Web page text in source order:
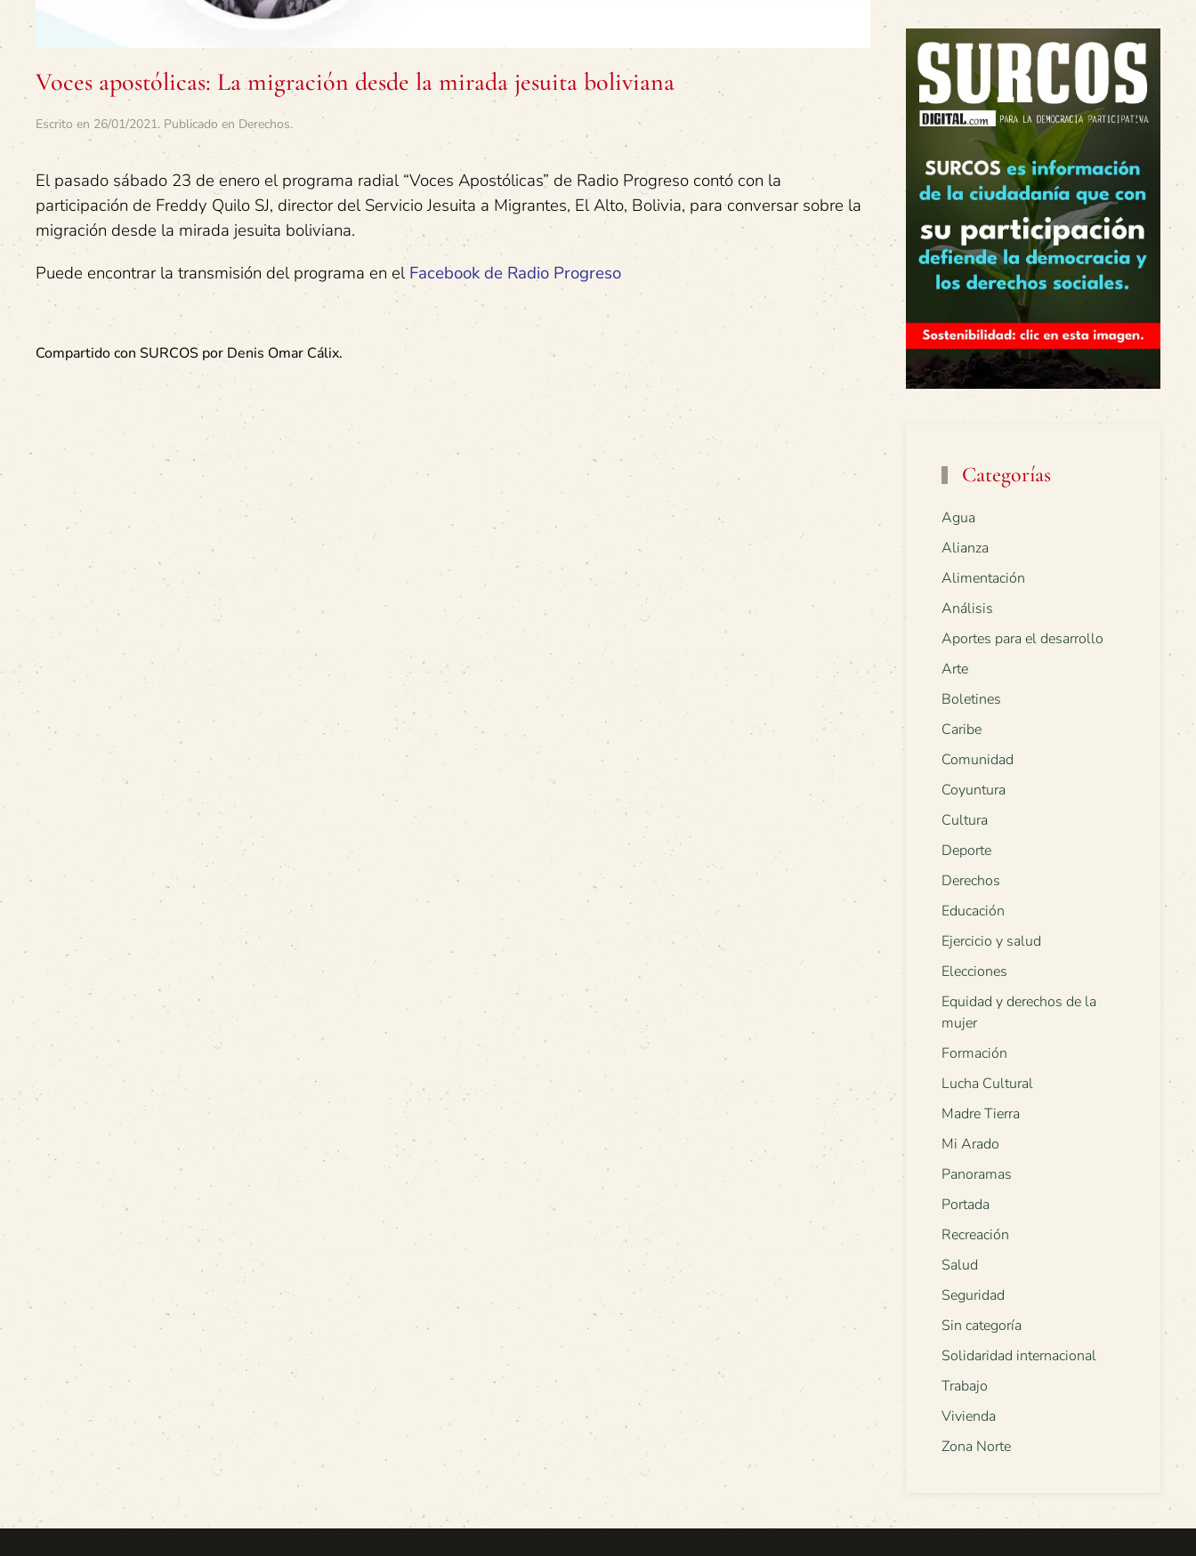
Voces apostólicas: La migración desde la mirada jesuita boliviana
Escrito en 26/01/2021. Publicado en Derechos.
El pasado sábado 23 de enero el programa radial “Voces Apostólicas” de Radio Progreso contó con la
participación de Freddy Quilo SJ, director del Servicio Jesuita a Migrantes, El Alto, Bolivia, para conversar sobre la
migración desde la mirada jesuita boliviana.
Puede encontrar la transmisión del programa en elFacebook de Radio Progreso
Compartido con SURCOS por Denis Omar Cálix.
Categorías
Agua
Alianza
Alimentación
Análisis
Aportes para el desarrollo
Arte
Boletines
Caribe
Comunidad
Coyuntura
Cultura
Deporte
Derechos
Educación
Ejercicio y salud
Elecciones
Equidad y derechos de la
mujer
Formación
Lucha Cultural
Madre Tierra
Mi Arado
Panoramas
Portada
Recreación
Salud
Seguridad
Sin categoría
Solidaridad internacional
Trabajo
Vivienda
Zona Norte